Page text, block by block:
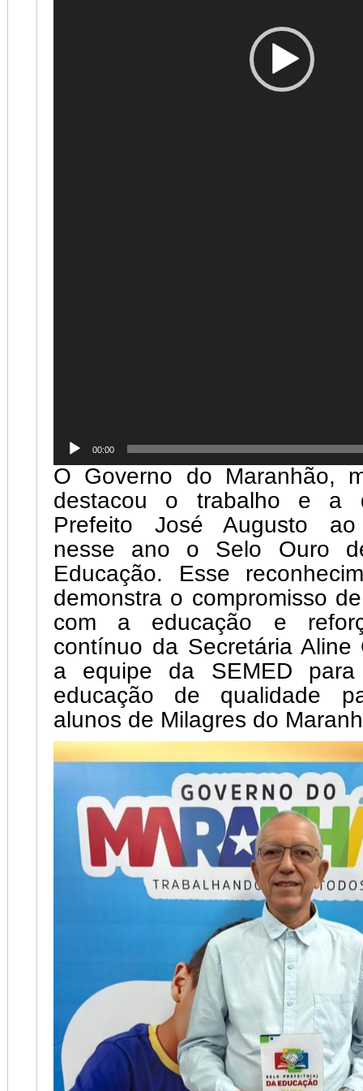
00:00
O Governo do Maranhão,
destacou o trabalho e a
Prefeito José Augusto ao
nesse ano o Selo Ouro
Educação. Esse
demonstra o compromisso
com a educação e
contínuo da Secretária Aline
a equipe da SEMED para
educação de qualidade
alunos de Milagres do